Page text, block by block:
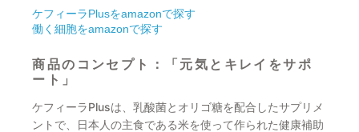
ケフィーラPlusをamazonで探す
働く細胞をamazonで探す
商品のコンセプト：「元気とキレイをサポ
ート」
ケフィーラPlusは、乳酸菌とオリゴ糖を配合したサプリメ
ントで、日本人の主食である米を使って作られた健康補助